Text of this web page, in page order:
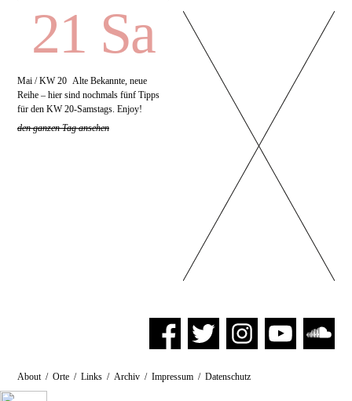
21 Sa
Mai / KW 20 Alte Bekannte, neue
Reihe – hier sind nochmals fünf Tipps
für den KW 20-Samstags. Enjoy!
den ganzen Tag ansehen
About / Orte / Links / Archiv / Impressum / Datenschutz